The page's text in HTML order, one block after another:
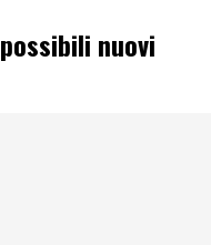
nuovi